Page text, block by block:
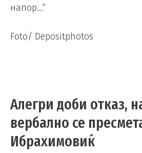
напор…“
Foto/ Depositphotos
Алегри доби отказ,
вербално се
Ибрахимовиќ